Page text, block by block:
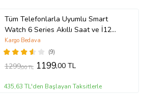
Tüm Telefonlarla Uyumlu Smart
Watch 6 Series Akıllı Saat ve İ12
Bluetooth Kulaklık (Beyaz)
(9)
Kargo Bedava
1299,00 TL 1199,00 TL
435,63 TL'den Başlayan Taksitlerle